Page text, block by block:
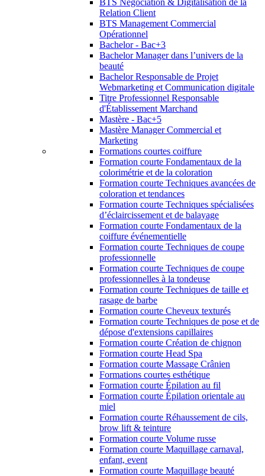
BTS Négociation & Digitalisation de la
Relation Client
BTS Management Commercial
Opérationnel
Bachelor - Bac+3
Bachelor Manager dans l’univers de la
beauté
Bachelor Responsable de Projet
Webmarketing et Communication digitale
Titre Professionnel Responsable
d'Établissement Marchand
Mastère - Bac+5
Mastère Manager Commercial et
Marketing
Formations courtes coiffure
Formation courte Fondamentaux de la
colorimétrie et de la coloration
Formation courte Techniques avancées de
coloration et tendances
Formation courte Techniques spécialisées
d’éclaircissement et de balayage
Formation courte Fondamentaux de la
coiffure événementielle
Formation courte Techniques de coupe
professionnelle
Formation courte Techniques de coupe
professionnelles à la tondeuse
Formation courte Techniques de taille et
rasage de barbe
Formation courte Cheveux texturés
Formation courte Techniques de pose et de
dépose d'extensions capillaires
Formation courte Création de chignon
Formation courte Head Spa
Formation courte Massage Crânien
Formations courtes esthétique
Formation courte Épilation au fil
Formation courte Épilation orientale au
miel
Formation courte Réhaussement de cils,
brow lift & teinture
Formation courte Volume russe
Formation courte Maquillage carnaval,
enfant, event
Formation courte Maquillage beauté